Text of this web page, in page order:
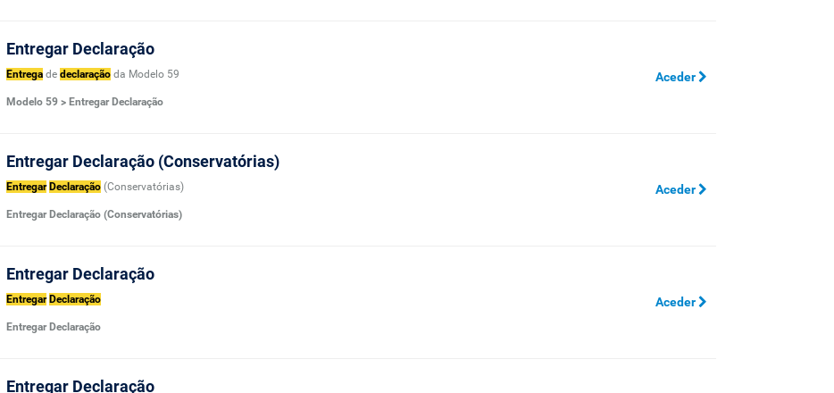
Entregar Declaração
Entrega de declaração da Modelo 59
Modelo 59 > Entregar Declaração
Aceder
Entregar Declaração (Conservatórias)
Entregar Declaração (Conservatórias)
Entregar Declaração (Conservatórias)
Aceder
Entregar Declaração
Entregar Declaração
Entregar Declaração
Aceder
Entregar Declaração